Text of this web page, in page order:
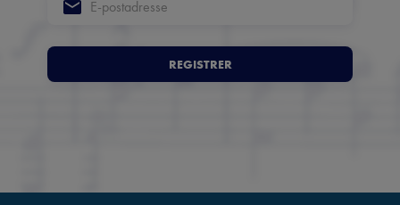
REGISTRER